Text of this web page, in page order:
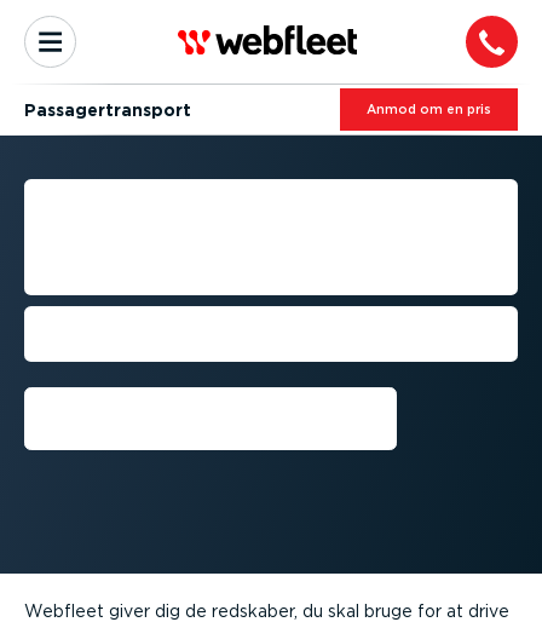
Passa­ger­transport Anmod om en pris
FLÅDESTYRING TIL PASSA­
Optimer sikkerheden, overhold lovgiv­
Webfleet giver dig de redskaber, du skal bruge for at drive